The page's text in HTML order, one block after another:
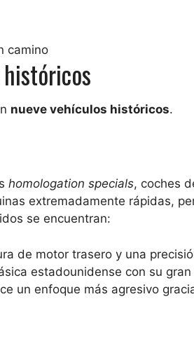
camino
nueve vehículos históricos.
homologation specials, coches
extremadamente rápidas,
se encuentran:
de motor trasero y una
estadounidense con su gran
un enfoque más agresivo